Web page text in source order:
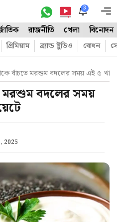
3
রাজনীতি খেলা বিনোদন
প্রিমিয়াম ব্র্যান্ড ষ্টুডিও বোধন
বাঁচতে মরশুম বদলের সময় এই ৫
মরশুম বদলের সময়
2025